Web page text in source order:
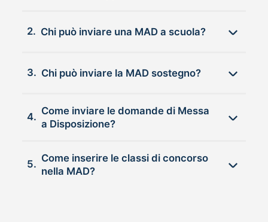
2. Chi può inviare una MAD a scuola?
3. Chi può inviare la MAD sostegno?
4.
Come inviare le domande di Messa
a Disposizione?
5.
Come inserire le classi di concorso
nella MAD?